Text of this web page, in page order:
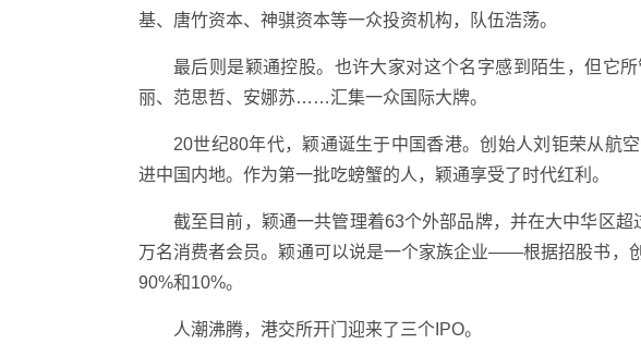
基、唐竹资本、神骐资本等一众投资机构，队伍浩荡。
最后则是颖通控股。也许大家对这个名字感到陌生，但它
丽、范思哲、安娜苏……汇集一众国际大牌。
20世纪80年代，颖通诞生于中国香港。创始人刘钜荣从航
进中国内地。作为第一批吃螃蟹的人，颖通享受了时代红利。
截至目前，颖通一共管理着63个外部品牌，并在大中华区
万名消费者会员。颖通可以说是一个家族企业——根据招股书，
90%和10%。
人潮沸腾，港交所开门迎来了三个IPO。